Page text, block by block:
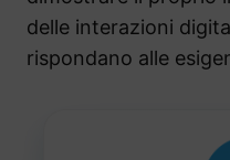
delle interazioni
rispondano alle